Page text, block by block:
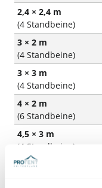
2,4 × 2,4 m
(4 Standbeine)
3 × 2 m
(4 Standbeine)
3 × 3 m
(4 Standbeine)
4 × 2 m
(6 Standbeine)
4,5 × 3 m
(4 Standbeine)
6 × 3 m